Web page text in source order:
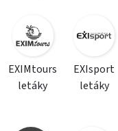
EXIMtours
letáky
EXIsport
letáky